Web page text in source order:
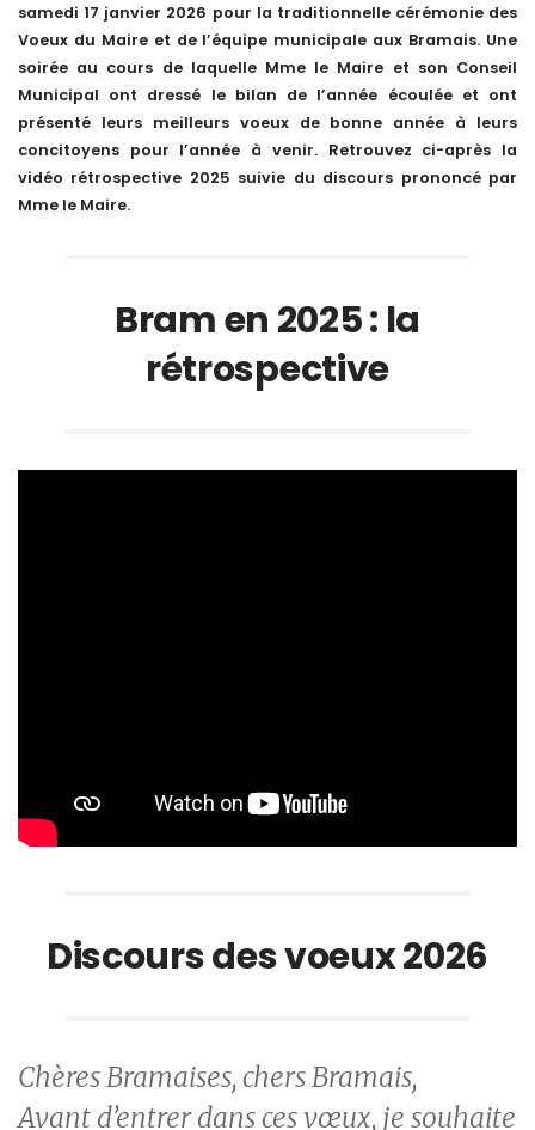
samedi 17 janvier 2026 pour la traditionnelle cérémonie des
Voeux du Maire et de l’équipe municipale aux Bramais. Une
soirée au cours de laquelle Mme le Maire et son Conseil
Municipal ont dressé le bilan de l’année écoulée et ont
présenté leurs meilleurs voeux de bonne année à leurs
concitoyens pour l’année à venir. Retrouvez ci-après la
vidéo rétrospective 2025 suivie du discours prononcé par
Mme le Maire.
Bram en 2025 : la
rétrospective
Discours des voeux 2026
Chères Bramaises, chers Bramais,
Avant d’entrer dans ces vœux, je souhaite